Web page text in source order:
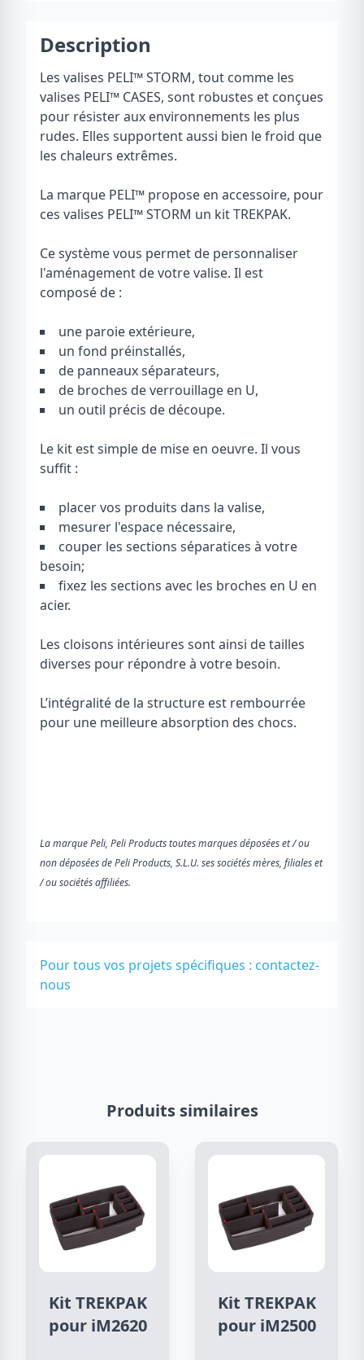
Description
Les valises PELI™STORM, tout comme les
valises PELI™ CASES, sont robustes et conçues
pour résister aux environnements les plus
rudes. Elles supportent aussi bien le froid que
les chaleurs extrêmes.
La marque PELI™ propose en accessoire, pour
ces valises PELI™ STORM un kit TREKPAK.
Ce système vous permet de personnaliser
l'aménagement de votre valise. Il est
composé de :
une paroie extérieure,
un fond préinstallés,
de panneaux séparateurs,
de broches de verrouillage en U,
un outil précis de découpe.
Le kit est simple de mise en oeuvre. Il vous
suffit :
placer vos produits dans la valise,
mesurer l'espace nécessaire,
couper les sections séparatices à votre
besoin;
fixez les sections avec les broches en U en
acier.
Les cloisons intérieures sont ainsi de tailles
diverses pour répondre à votre besoin.
L’intégralité de la structure est rembourrée
pour une meilleure absorption des chocs.
La marque Peli, Peli Products toutes marques déposées et / ou
non déposées de Peli Products, S.L.U. ses sociétés mères, filiales et
/ ou sociétés affiliées.
Pour tous vos projets spécifiques : contactez-
nous
Produits similaires
Kit TREKPAK
pour iM2620
Kit TREKPAK
pour iM2500